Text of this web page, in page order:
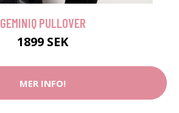
GEMINIQ PULLOVER
1899 SEK
MER INFO!